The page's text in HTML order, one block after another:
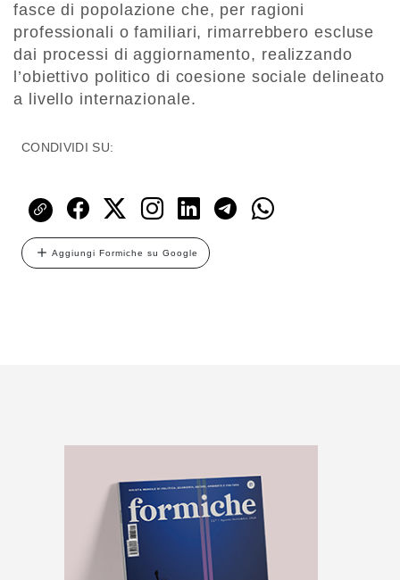
fasce di popolazione che, per ragioni
professionali o familiari, rimarrebbero escluse
dai processi di aggiornamento, realizzando
l’obiettivo politico di coesione sociale delineato
a livello internazionale.
CONDIVIDI SU:
Aggiungi Formiche su Google